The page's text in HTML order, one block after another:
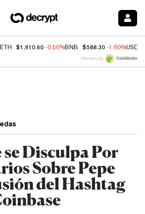
ETH $1,910.60 -0.50%BNB $588.30 -1.60%USDC
Price data by
Disculpa Por
Sobre Pepe
del Hashtag